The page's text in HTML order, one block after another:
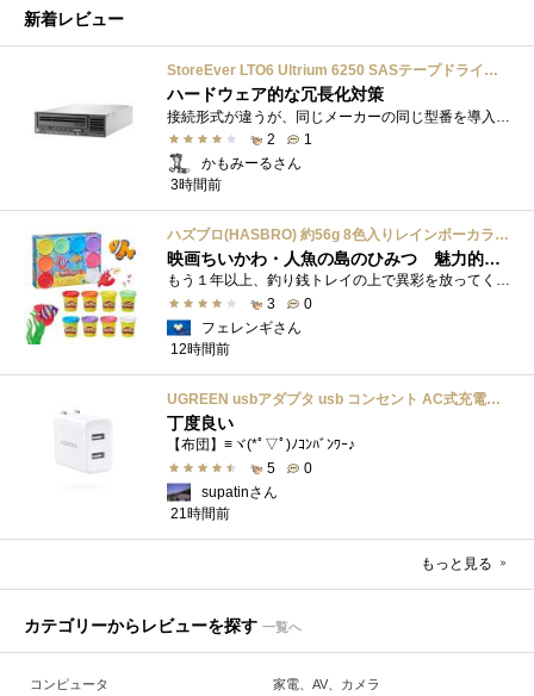
新着レビュー
StoreEver LTO6 Ultrium 6250 SASテープドライブ(内蔵型)
ハードウェア的な冗長化対策
2
1
かもみーるさん
3時間前
ハズブロ(HASBRO) 約56g 8色入りレインボーカラーのプレイ・ドー、新学期用品、2才以上のプリスクールの子供向け、子供向けのアート&クラフト 粘土 ねんど、こどもの日、子供の日プレゼント
映画ちいかわ・人魚の島のひみつ 魅力的なビラン：セイレーンを造ってみた
もう１年以上、釣り銭トレイの上で異彩を放ってくれたミャクミャクのマグネット 映画ちいかわ人魚の島のひみつを鑑賞後、素敵なビランのセイ...
3
0
フェレンギさん
12時間前
UGREEN usbアダプタ usb コンセント AC式充電器 3.1A PSE認証済み 折りたたみ式プラグ 2ポート
丁度良い
【布団】≡ヾ(*ﾟ▽ﾟ)ﾉｺﾝﾊﾞﾝﾜｰ♪
5
0
supatinさん
21時間前
もっと見る
カテゴリーからレビューを探す 一覧へ
コンピュータ 家電、AV、カメラ